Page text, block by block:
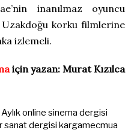
inanılmaz oyuncu
Uzakdoğu korku filmlerine
izlemeli.
için yazan: Murat Kızılca
online sinema dergisi
sanat dergisi kargamecmua